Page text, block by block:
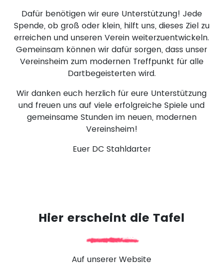
Dafür benötigen wir eure Unterstützung! Jede
Spende, ob groß oder klein, hilft uns, dieses Ziel zu
erreichen und unseren Verein weiterzuentwickeln.
Gemeinsam können wir dafür sorgen, dass unser
Vereinsheim zum modernen Treffpunkt für alle
Dartbegeisterten wird.
Wir danken euch herzlich für eure Unterstützung
und freuen uns auf viele erfolgreiche Spiele und
gemeinsame Stunden im neuen, modernen
Vereinsheim!
Euer DC Stahldarter
Hier erscheint die Tafel
Auf unserer Website